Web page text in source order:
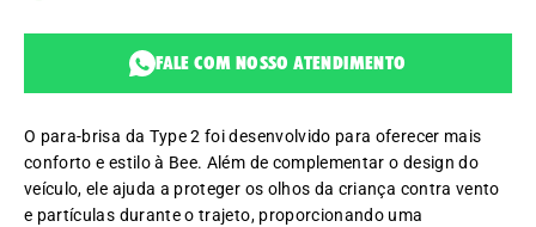
Fale com nosso atendimento
O para-brisa da Type 2 foi desenvolvido para oferecer mais
conforto e estilo à Bee. Além de complementar o design do
veículo, ele ajuda a proteger os olhos da criança contra vento
e partículas durante o trajeto, proporcionando uma